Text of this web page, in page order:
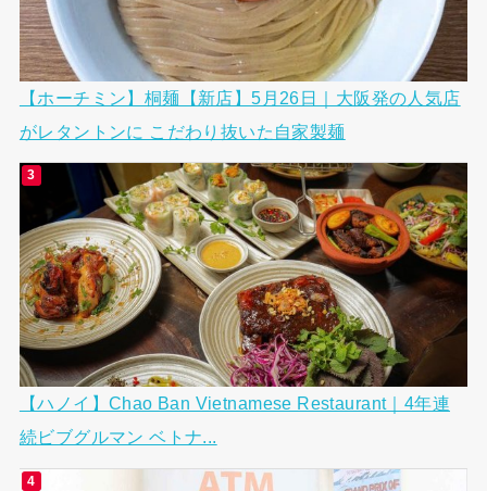
【ホーチミン】桐麺【新店】5月26日｜大阪発の人気店
がレタントンに こだわり抜いた自家製麺
【ハノイ】Chao Ban Vietnamese Restaurant｜4年連
続ビブグルマン ベトナ...